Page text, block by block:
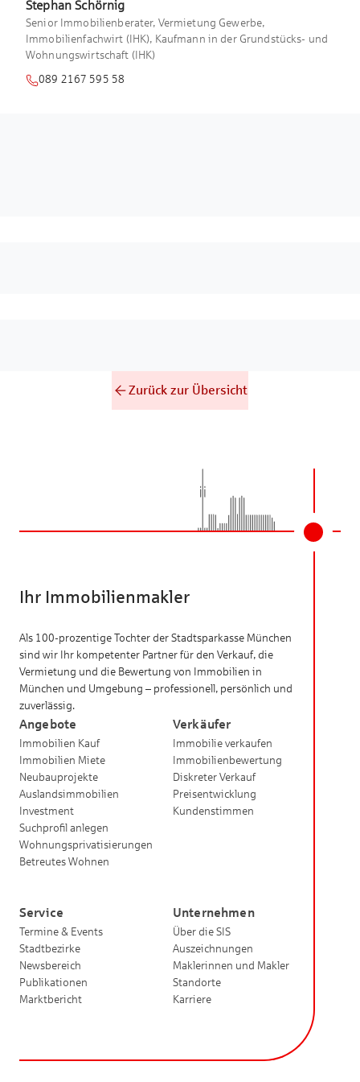
und 48 Außenstellplätze für Fahrräder
sowie E-Bikes, Allgemeinduschen und
Umkleidekabinen im UG, Möglichkeit
der E-Ladestationen-Aufrüstung
Stephan Schörnig
Senior Immobilienberater, Vermietung Gewerbe,
Immobilienfachwirt (IHK), Kaufmann in der Grundstücks- und
Wohnungswirtschaft (IHK)
089 2167 595 58
Zurück zur Übersicht
Ihr Immobilienmakler
Als 100-prozentige Tochter der Stadtsparkasse München
sind wir Ihr kompetenter Partner für den Verkauf, die
Vermietung und die Bewertung von Immobilien in
München und Umgebung – professionell, persönlich und
zuverlässig.
Angebote
Immobilien Kauf
Immobilien Miete
Neubauprojekte
Auslandsimmobilien
Investment
Suchprofil anlegen
Wohnungsprivatisierungen
Betreutes Wohnen
Verkäufer
Immobilie verkaufen
Immobilienbewertung
Diskreter Verkauf
Preisentwicklung
Kundenstimmen
Service
Termine & Events
Stadtbezirke
Newsbereich
Publikationen
Marktbericht
Unternehmen
Über die SIS
Auszeichnungen
Maklerinnen und Makler
Standorte
Karriere